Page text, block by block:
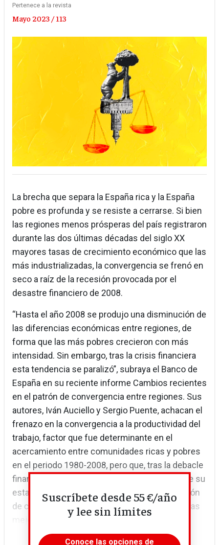
Pertenece a la revista
Mayo 2023 / 113
La brecha que separa la España rica y la España
pobre es profunda y se resiste a cerrarse. Si bien
las regiones menos prósperas del país registraron
durante las dos últimas décadas del siglo XX
mayores tasas de crecimiento económico que las
más industrializadas, la convergencia se frenó en
seco a raíz de la recesión provocada por el
desastre financiero de 2008.
“Hasta el año 2008 se produjo una disminución de
las diferencias económicas entre regiones, de
forma que las más pobres crecieron con más
intensidad. Sin embargo, tras la crisis financiera
esta tendencia se paralizó”, subraya el Banco de
España en su reciente informe Cambios recientes
en el patrón de convergencia entre regiones. Sus
autores, Iván Auciello y Sergio Puente, achacan el
frenazo en la convergencia a la productividad del
trabajo, factor que fue determinante en el
acercamiento entre comunidades ricas y pobres
en el periodo 1980-2008, pero que, tras la debacle
financiera se convirtió en el principal motivo de su
estancamiento. Ello significa que la acumulación
de capital financiero, el progreso tecnológico, las
mejoras en la...
Suscríbete desde 55 €/año
y lee sin límites
Conoce las opciones de